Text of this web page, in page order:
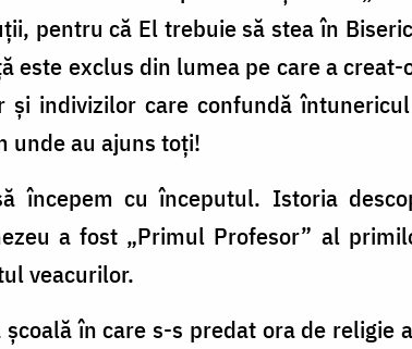
pentru că El trebuie să stea în
este exclus din lumea pe care a
și indivizilor care confundă
unde au ajuns toți!
începem cu începutul. Istoria
a fost „Primul Profesor” al
veacurilor.
școală în care s-s predat ora de